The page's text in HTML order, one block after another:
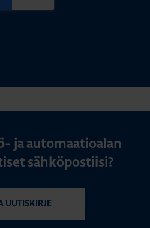
ja automaatioalan
sähköpostiisi?
UUTISKIRJE